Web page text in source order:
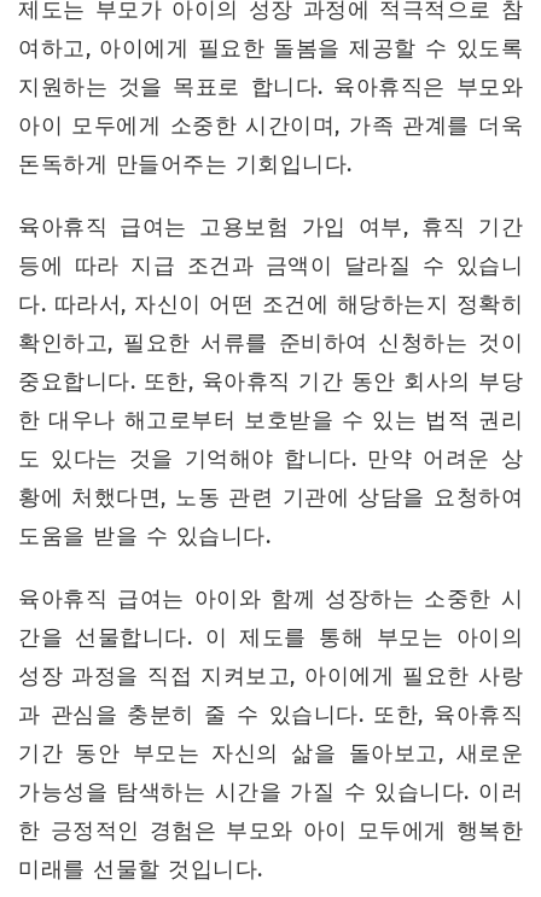
제도는 부모가 아이의 성장 과정에 적극적으로 참
여하고, 아이에게 필요한 돌봄을 제공할 수 있도록
지원하는 것을 목표로 합니다. 육아휴직은 부모와
아이 모두에게 소중한 시간이며, 가족 관계를 더욱
돈독하게 만들어주는 기회입니다.
육아휴직 급여는 고용보험 가입 여부, 휴직 기간
등에 따라 지급 조건과 금액이 달라질 수 있습니
다. 따라서, 자신이 어떤 조건에 해당하는지 정확히
확인하고, 필요한 서류를 준비하여 신청하는 것이
중요합니다. 또한, 육아휴직 기간 동안 회사의 부당
한 대우나 해고로부터 보호받을 수 있는 법적 권리
도 있다는 것을 기억해야 합니다. 만약 어려운 상
황에 처했다면, 노동 관련 기관에 상담을 요청하여
도움을 받을 수 있습니다.
육아휴직 급여는 아이와 함께 성장하는 소중한 시
간을 선물합니다. 이 제도를 통해 부모는 아이의
성장 과정을 직접 지켜보고, 아이에게 필요한 사랑
과 관심을 충분히 줄 수 있습니다. 또한, 육아휴직
기간 동안 부모는 자신의 삶을 돌아보고, 새로운
가능성을 탐색하는 시간을 가질 수 있습니다. 이러
한 긍정적인 경험은 부모와 아이 모두에게 행복한
미래를 선물할 것입니다.